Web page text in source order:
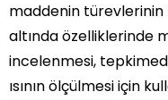
maddenin türevlerinin
altında özelliklerinde
incelenmesi,
ısının ölçülmesi için